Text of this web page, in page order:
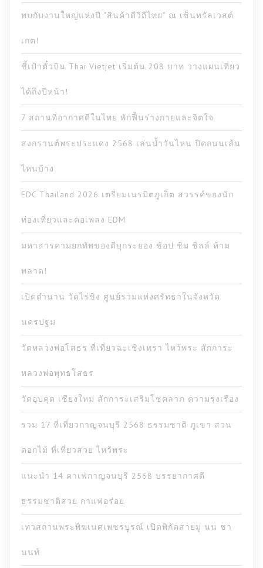
พบกับงานใหญ่แห่งปี “สินค้าดีวิถีไทย” ณ เซ็นทรัลเวสต์
เกต!
ชี้เป้าตั๋วบิน Thai Vietjet เริ่มต้น 208 บาท วางแผนเที่ยว
ได้ถึงปีหน้า!
7 สถานที่อากาศดีในไทย พักฟื้นร่างกายและจิตใจ
สงกรานต์พระประแดง 2568 เล่นน้ำวันไหน ปิดถนนเส้น
ไหนบ้าง
EDC Thailand 2026 เตรียมเนรมิตภูเก็ต สวรรค์ของนัก
ท่องเที่ยวและคอเพลง EDM
มหาสารคามยกทัพของดีบุกระยอง ช้อป ชิม ชิลล์ ห้าม
พลาด!
เปิดตำนาน วัดไร่ขิง ศูนย์รวมแห่งศรัทธาในจังหวัด
นครปฐม
วัดหลวงพ่อโสธร ที่เที่ยวฉะเชิงเทรา ไหว้พระ สักการะ
หลวงพ่อพุทธโสธร
วัดอุปคุต เชียงใหม่ สักการะเสริมโชคลาภ ความรุ่งเรือง
รวม 17 ที่เที่ยวกาญจนบุรี 2568 ธรรมชาติ ภูเขา สวน
ดอกไม้ ที่เที่ยวสวย ไหว้พระ
แนะนำ 14 คาเฟ่กาญจนบุรี 2568 บรรยากาศดี
ธรรมชาติสวย กาแฟอร่อย
เทวสถานพระพิฆเนศเพชรบูรณ์ เปิดพิกัดสายมู นน ชา
นนท์